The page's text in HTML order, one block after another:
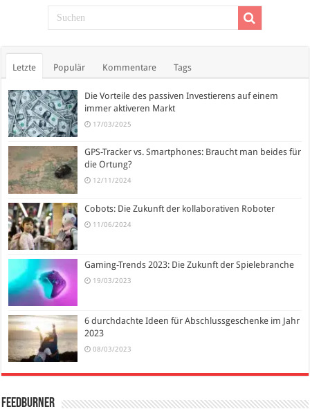
Letzte Populär Kommentare Tags
Die Vorteile des passiven Investierens auf einem
immer aktiveren Markt
17/03/2025
GPS-Tracker vs. Smartphones: Braucht man beides für
die Ortung?
12/11/2024
Cobots: Die Zukunft der kollaborativen Roboter
11/06/2024
Gaming-Trends 2023: Die Zukunft der Spielebranche
19/03/2023
6 durchdachte Ideen für Abschlussgeschenke im Jahr
2023
08/03/2023
FeedBurner